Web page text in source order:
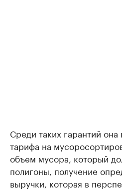
Среди таких гарантий
тарифа на
объем мусора, который
полигоны, получение
выручки, которая в